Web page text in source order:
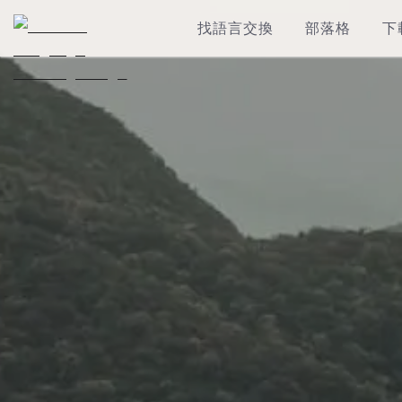
找語言交換 部落格 下